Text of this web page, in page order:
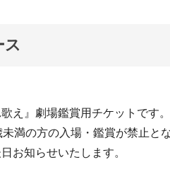
ス
え』劇場鑑賞用チケットです。
満の方の入場・鑑賞が禁止と
お知らせいたします。